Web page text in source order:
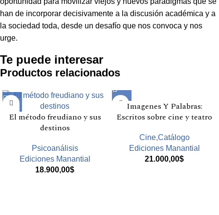
han de incorporar decisivamente a la discusión académica y a
la sociedad toda, desde un desafío que nos convoca y nos
urge.
Te puede interesar
Productos relacionados
El método freudiano y sus
destinos
Psicoanálisis
Ediciones Manantial
18.900,00$
Imagenes Y Palabras:
Escritos sobre cine y teatro
Cine,Catálogo
Ediciones Manantial
21.000,00$